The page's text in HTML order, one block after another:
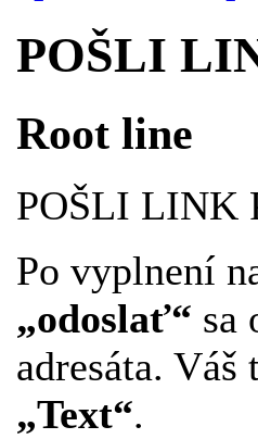
POŠLI
Root line
POŠLI LINK
Po vyplnení
„odoslať“ sa
adresáta.
„Text“.